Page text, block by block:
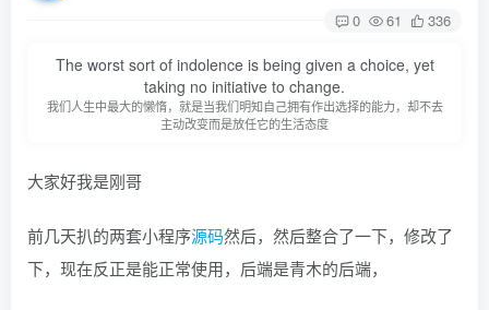
0 61 336
The worst sort of indolence is being given a choice, yet
taking no initiative to change.
我们人生中最大的懒惰，就是当我们明知自己拥有作出选择的能力，却不去
主动改变而是放任它的生活态度
大家好我是刚哥
前几天扒的两套小程序源码然后，然后整合了一下，修改了
下，现在反正是能正常使用，后端是青木的后端，
登录
没有账号？立即注册
记住登录 找回密码| 免密登录